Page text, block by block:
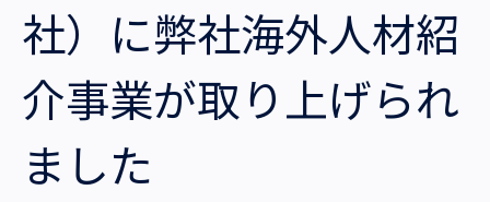
就労支援
業務支援
会社概要
役員一覧
拠点一覧
サステナビリティ
採用情報
社）に弊社海外人材紹
介事業が取り上げられ
ました